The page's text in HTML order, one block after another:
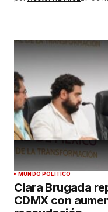
MUNDO POLÍTICO
Clara Brugada
CDMX con